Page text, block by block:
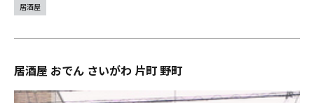
居酒屋
居酒屋 おでん さいがわ 片町 野町